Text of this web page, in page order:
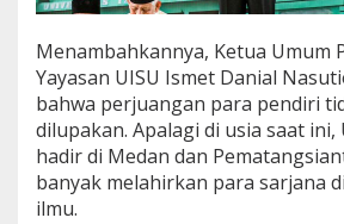
Menambahkannya, Ketua Umum
Yayasan UISU Ismet Danial
bahwa perjuangan para pendiri
dilupakan. Apalagi di usia saat ini,
hadir di Medan dan
banyak melahirkan para sarjana
ilmu.